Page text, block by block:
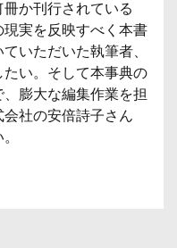
か刊行されている
現実を反映すべく本書
いただいた執筆者、
い。そして本事典の
膨大な編集作業を担
社の安倍詩子さん